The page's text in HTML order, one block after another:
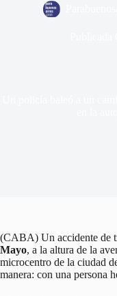
(CABA) Un accidente de
Mayo, a la altura de la
microcentro de la ciudad
manera: con una persona